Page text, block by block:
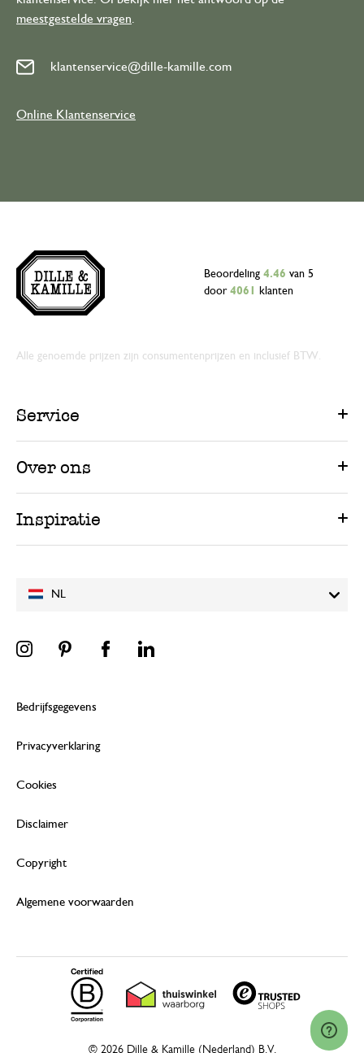
meestgestelde vragen.
klantenservice@dille-kamille.com
Online Klantenservice
NL
Beoordeling 4.46 van 5
door 4061 klanten
Alle genoemde prijzen zijn consumentenprijzen en inclusief BTW.
Service
Over ons
Inspiratie
Bedrijfsgegevens
Privacyverklaring
Cookies
Disclaimer
Copyright
Algemene voorwaarden
© 2026 Dille & Kamille (Nederland) B.V.